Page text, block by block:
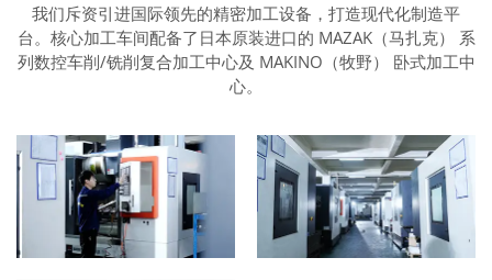
我们斥资引进国际领先的精密加工设备，打造现代化制造平
台。核心加工车间配备了日本原装进口的 MAZAK（马扎克） 系
列数控车削/铣削复合加工中心及 MAKINO（牧野） 卧式加工中
心。